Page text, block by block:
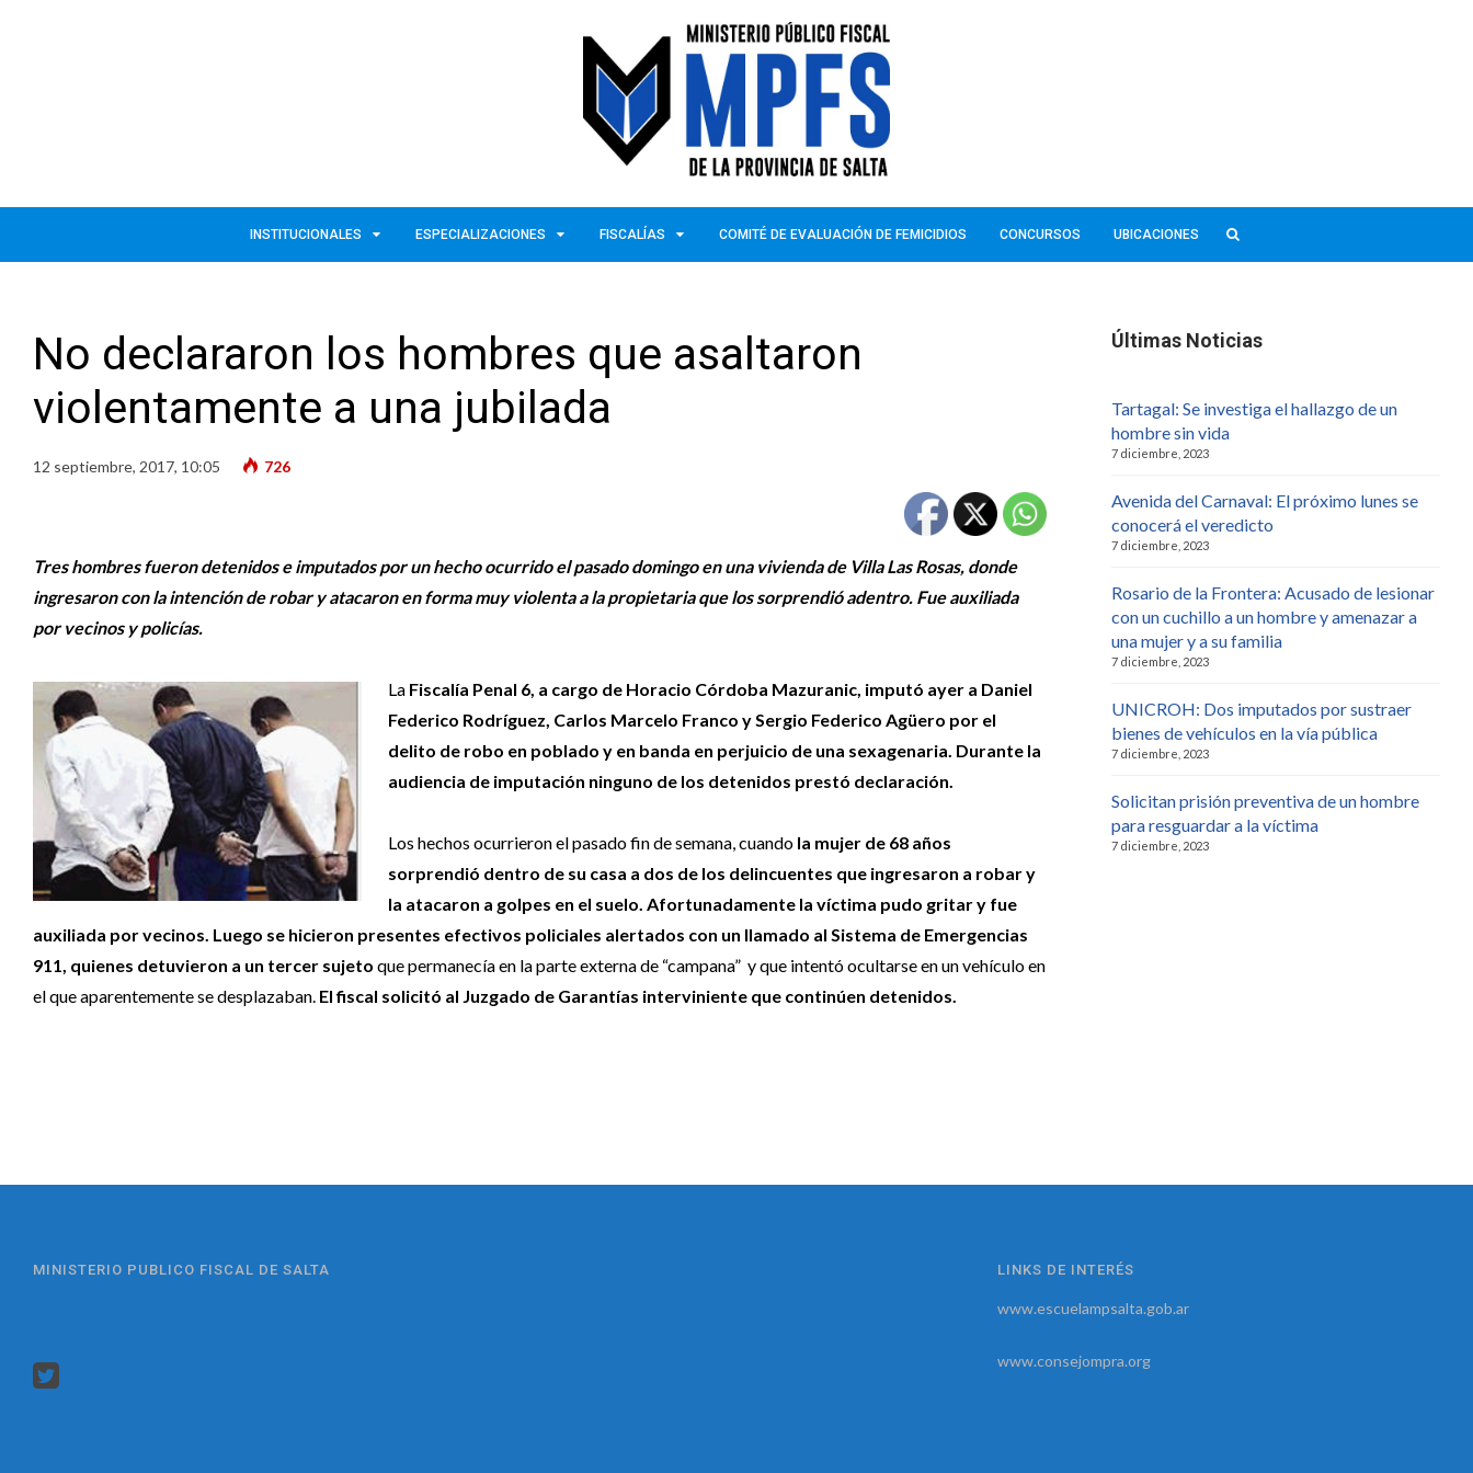
INSTITUCIONALES ESPECIALIZACIONES FISCALÍAS COMITÉ DE EVALUACIÓN DE FEMICIDIOS CONCURSOS UBICACIONES
No declararon los hombres que asaltaron
violentamente a una jubilada
12 septiembre, 2017, 10:05 726
Tres hombres fueron detenidos e imputados por un hecho ocurrido el pasado domingo en una vivienda de Villa Las Rosas, donde
ingresaron con la intención de robar y atacaron en forma muy violenta a la propietaria que los sorprendió adentro. Fue auxiliada
por vecinos y policías.
La Fiscalía Penal 6, a cargo de Horacio Córdoba Mazuranic, imputó ayer a Daniel
Federico Rodríguez, Carlos Marcelo Franco y Sergio Federico Agüero por el
delito de robo en poblado y en banda en perjuicio de una sexagenaria. Durante la
audiencia de imputación ninguno de los detenidos prestó declaración.
Los hechos ocurrieron el pasado fin de semana, cuando la mujer de 68 años
sorprendió dentro de su casa a dos de los delincuentes que ingresaron a robar y
la atacaron a golpes en el suelo. Afortunadamente la víctima pudo gritar y fue
auxiliada por vecinos. Luego se hicieron presentes efectivos policiales alertados con un llamado al Sistema de Emergencias
911, quienes detuvieron a un tercer sujeto que permanecía en la parte externa de “campana” y que intentó ocultarse en un vehículo en
el que aparentemente se desplazaban. El fiscal solicitó al Juzgado de Garantías interviniente que continúen detenidos.
Últimas Noticias
Tartagal: Se investiga el hallazgo de un
hombre sin vida
7 diciembre, 2023
Avenida del Carnaval: El próximo lunes se
conocerá el veredicto
7 diciembre, 2023
Rosario de la Frontera: Acusado de lesionar
con un cuchillo a un hombre y amenazar a
una mujer y a su familia
7 diciembre, 2023
UNICROH: Dos imputados por sustraer
bienes de vehículos en la vía pública
7 diciembre, 2023
Solicitan prisión preventiva de un hombre
para resguardar a la víctima
7 diciembre, 2023
MINISTERIO PUBLICO FISCAL DE SALTA LINKS DE INTERÉS
www.escuelampsalta.gob.ar
www.consejompra.org